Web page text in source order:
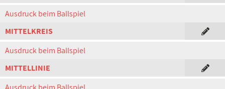
Ausdruck beim Ballspiel
MITTELKREIS
Ausdruck beim Ballspiel
MITTELLINIE